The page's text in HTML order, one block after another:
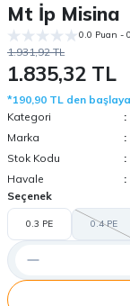
Mt İp Misina
0.0 Puan -
1.931,92 TL
1.835,32 TL
*190,90 TL den
Kategori
Marka
Stok Kodu
Havale
Seçenek
0.3 PE 0.4 PE